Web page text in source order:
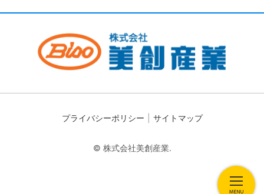
プライバシーポリシー サイトマップ
© 株式会社美創産業.